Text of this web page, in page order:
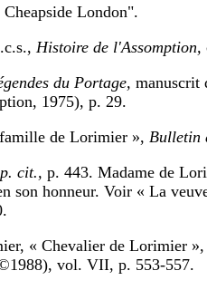
Cheapside London".
Histoire de l'Assomption,
du Portage, manuscrit
1975), p. 29.
de Lorimier », Bulletin
cit., p. 443. Madame de
son honneur. Voir « La
« Chevalier de Lorimier
vol. VII, p. 553-557.